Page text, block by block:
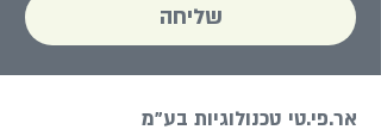
אר.פי.טי טכנולוגיות בע"מ
שליחה